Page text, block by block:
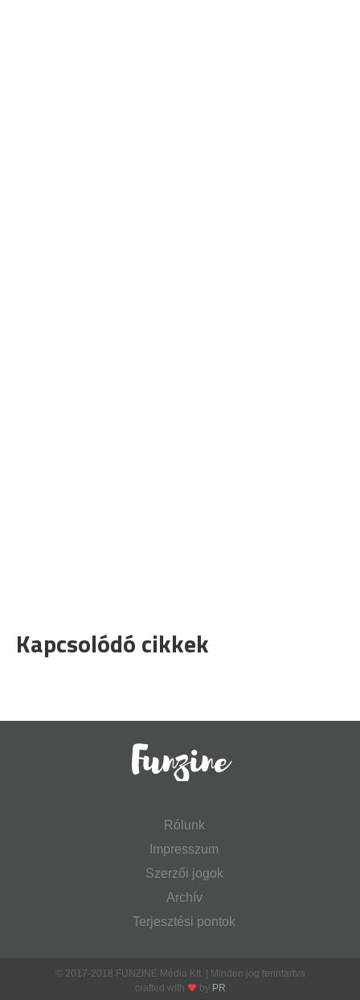
Kapcsolódó cikkek
Rólunk
Impresszum
Szerzői jogok
Archív
Terjesztési pontok
© 2017-2018 FUNZINE Média Kft. | Minden jog fenntartva
crafted with
by PR